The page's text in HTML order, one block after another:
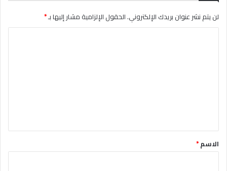
ا
ل
لن يتم نشر عنوان بريدك الإلكتروني.الحقول الإلزامية مشار إليها بـ*
*الاسم*